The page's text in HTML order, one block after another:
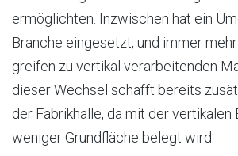
ermöglichten. Inzwischen hat ein
Branche eingesetzt, und immer
greifen zu vertikal verarbeitenden
dieser Wechsel schafft bereits
der Fabrikhalle, da mit der vertikalen
weniger Grundfläche belegt wird.